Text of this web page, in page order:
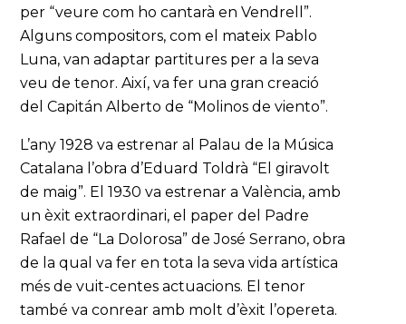
per “veure com ho cantarà en Vendrell”.
Alguns compositors, com el mateix Pablo
Luna, van adaptar partitures per a la seva
veu de tenor. Així, va fer una gran creació
del Capitán Alberto de “Molinos de viento”.
L’any 1928 va estrenar al Palau de la Música
Catalana l’obra d’Eduard Toldrà “El giravolt
de maig”. El 1930 va estrenar a València, amb
un èxit extraordinari, el paper del Padre
Rafael de “La Dolorosa” de José Serrano, obra
de la qual va fer en tota la seva vida artística
més de vuit-centes actuacions. El tenor
també va conrear amb molt d’èxit l’opereta.